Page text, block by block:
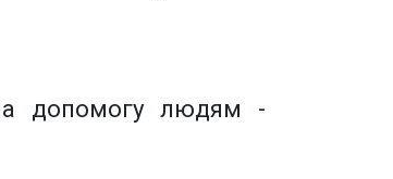
допомогу людям -